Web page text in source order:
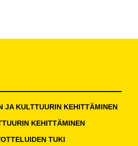
JA KULTTUURIN KEHITTÄMINEN
KEHITTÄMINEN
TUKI